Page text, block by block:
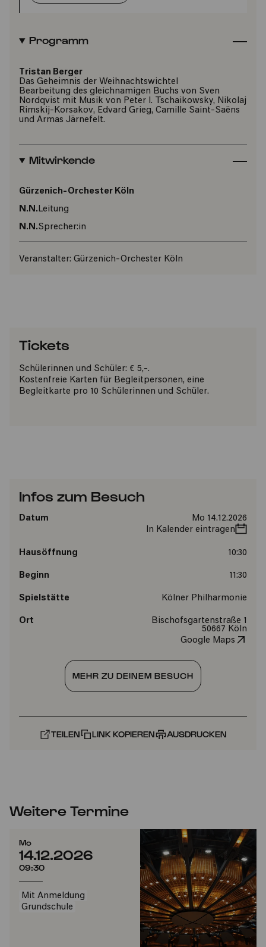
Programm
Tristan Berger
Das Geheimnis der Weihnachtswichtel
Bearbeitung des gleichnamigen Buchs von Sven
Nordqvist mit Musik von Peter I. Tschaikowsky, Nikolaj
Rimskij-Korsakov, Edvard Grieg, Camille Saint-Saëns
und Armas Järnefelt.
Mitwirkende
Gürzenich-Orchester Köln
N.N.Leitung
N.N.Sprecher:in
Veranstalter: Gürzenich-Orchester Köln
Tickets
Schülerinnen und Schüler: € 5,-.
Kostenfreie Karten für Begleitpersonen, eine
Begleitkarte pro 10 Schülerinnen und Schüler.
Infos zum Besuch
Datum
Mo 14.12.2026
In Kalender eintragen
Hausöffnung 10:30
Beginn 11:30
Spielstätte Kölner Philharmonie
Ort
Bischofsgartenstraße 1
50667 Köln
Google Maps
MEHR ZU DEINEM BESUCH
TEILEN LINK KOPIEREN AUSDRUCKEN
Weitere Termine
Mo
14.12.2026
09:30
Mit Anmeldung
Grundschule